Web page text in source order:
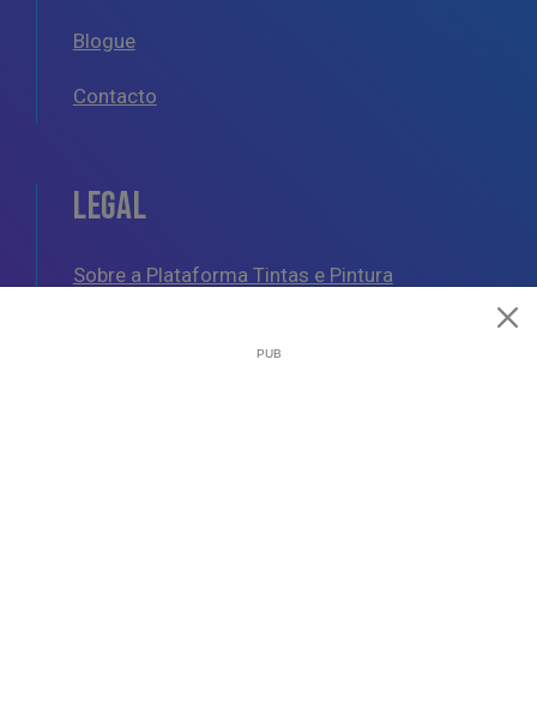
Blogue
Contacto
LEGAL
Sobre a Plataforma Tintas e Pintura